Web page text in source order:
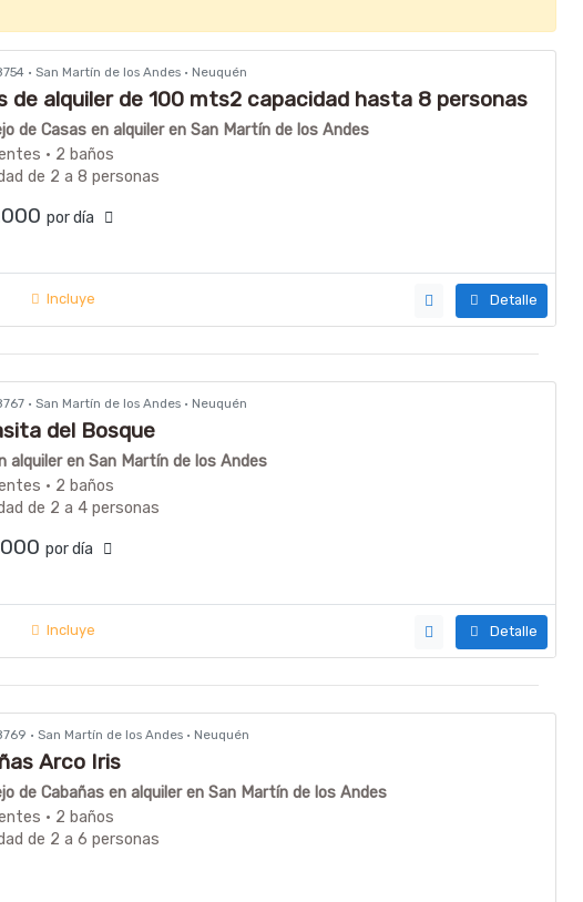
· San Martín de los Andes · Neuquén
de alquiler de 100 mts2 capacidad hasta 8 personas
de Casas en alquiler en San Martín de los Andes
· 2 baños
de 2 a 8 personas
por día
Incluye Detalle
· San Martín de los Andes · Neuquén
del Bosque
alquiler en San Martín de los Andes
· 2 baños
de 2 a 4 personas
por día
Incluye Detalle
· San Martín de los Andes · Neuquén
Arco Iris
de Cabañas en alquiler en San Martín de los Andes
· 2 baños
de 2 a 6 personas